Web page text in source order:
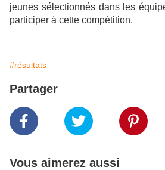
jeunes sélectionnés dans les
participer à cette compétition.
#résultats
Partager
Vous aimerez aussi